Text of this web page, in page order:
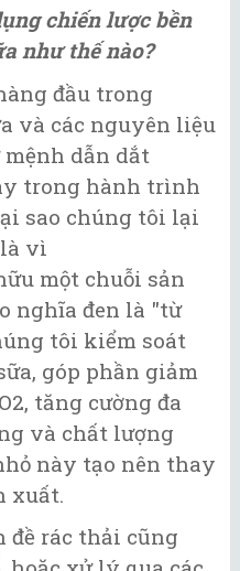
chiến lược bền
như thế nào?
đầu trong
và các nguyên liệu
dẫn dắt
trong hành trình
sao chúng tôi lại
vì
một chuỗi sản
nghĩa đen là "từ
tôi kiểm soát
góp phần giảm
tăng cường đa
và chất lượng
này tạo nên thay
xuất.
đề rác thải cũng